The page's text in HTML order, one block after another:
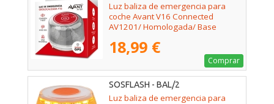
Luz baliza de emergencia para
coche Avant V16 Connected
AV1201/ Homologada/ Base
Funciona a Pilas
18,99 €
Comprar
SOSFLASH - BAL/2
Luz baliza de emergencia para